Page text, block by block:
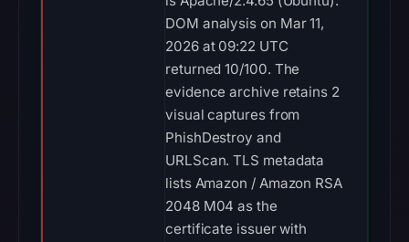
DOM analysis on Mar 11,
2026 at 09:22 UTC
returned 10/100. The
evidence archive retains 2
visual captures from
PhishDestroy and
URLScan. TLS metadata
lists Amazon / Amazon RSA
2048 M04 as the
certificate issuer with